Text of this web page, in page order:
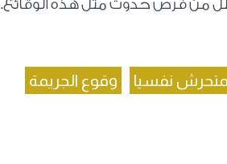
تقلل من فرص حدوث مثل هذه الوقائع.
نفسيا وقوع الجريمة